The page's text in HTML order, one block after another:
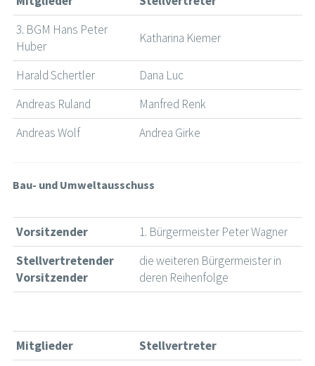
3. BGM Hans Peter
Huber
Katharina Kiemer
Harald Schertler
Dana Luc
Andreas Ruland
Manfred Renk
Andreas Wolf
Andrea Girke
Bau- und Umweltausschuss
Vorsitzender
1. Bürgermeister Peter Wagner
Stellvertretender
Vorsitzender
die weiteren Bürgermeister in
deren Reihenfolge
Mitglieder
Stellvertreter